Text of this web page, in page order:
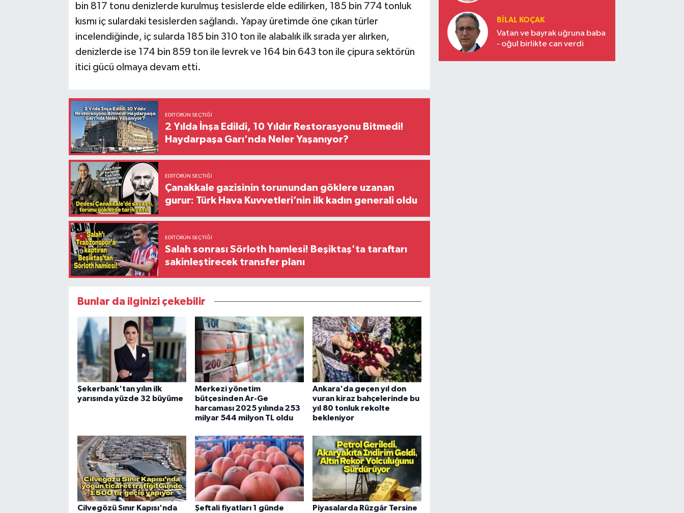
bin 817 tonu denizlerde kurulmuş tesislerde elde edilirken, 185 bin 774 tonluk
kısmı iç sulardaki tesislerden sağlandı. Yapay üretimde öne çıkan türler
incelendiğinde, iç sularda 185 bin 310 ton ile alabalık ilk sırada yer alırken,
denizlerde ise 174 bin 859 ton ile levrek ve 164 bin 643 ton ile çipura sektörün
itici gücü olmaya devam etti.
EDITÖRÜN SEÇTIĞI
2 Yılda İnşa Edildi, 10 Yıldır Restorasyonu Bitmedi!
Haydarpaşa Garı'nda Neler Yaşanıyor?
EDITÖRÜN SEÇTIĞI
Çanakkale gazisinin torunundan göklere uzanan
gurur: Türk Hava Kuvvetleri’nin ilk kadın generali oldu
EDITÖRÜN SEÇTIĞI
Salah sonrası Sörloth hamlesi! Beşiktaş'ta taraftarı
sakinleştirecek transfer planı
Bunlar da ilginizi çekebilir
Şekerbank'tan yılın ilk
yarısında yüzde 32 büyüme
Merkezi yönetim
bütçesinden Ar-Ge
harcaması 2025 yılında 253
milyar 544 milyon TL oldu
Ankara'da geçen yıl don
vuran kiraz bahçelerinde bu
yıl 80 tonluk rekolte
bekleniyor
Cilvegözü Sınır Kapısı'nda
Şeftali fiyatları 1 günde
Piyasalarda Rüzgâr Tersine
BILAL KOÇAK
Vatan ve bayrak uğruna baba
- oğul birlikte can verdi